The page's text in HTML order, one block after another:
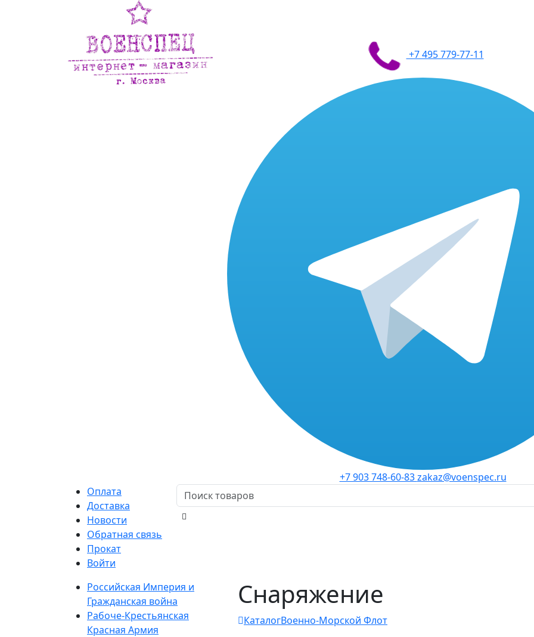
+7 495 779-77-11
+7 903 748-60-83zakaz@voenspec.ru
Оплата
Доставка
Новости
Обратная связь
Прокат
Войти
Российская Империя и
Гражданская война
Рабоче-Крестьянская
Красная Армия
Снаряжение
КаталогВоенно-Морской Флот